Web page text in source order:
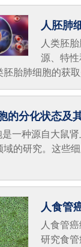
人胚肺
人类胚
源、特
胚胎肺细胞的获
的分化状态及
是一种源自大鼠
域的研究。这些
人食管
人食管
研究食